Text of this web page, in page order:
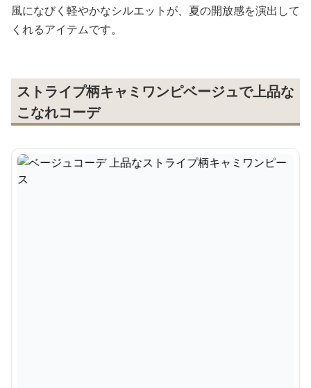
風になびく軽やかなシルエットが、夏の開放感を演出して
くれるアイテムです。
ストライプ柄キャミワンピベージュで上品な
こなれコーデ